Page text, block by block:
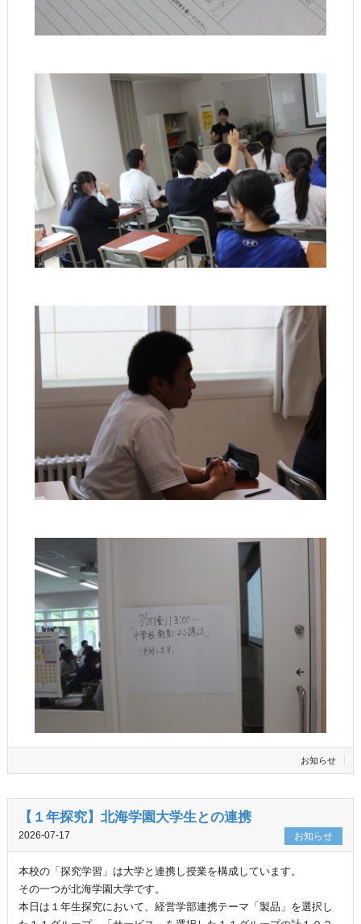
お知らせ
【１年探究】北海学園大学生との連携
2026-07-17 お知らせ
本校の「探究学習」は大学と連携し授業を構成しています。
その一つが北海学園大学です。
本日は１年生探究において、経営学部連携テーマ「製品」を選択し